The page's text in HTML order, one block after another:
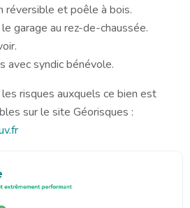
réversible et poêle à bois.
garage au rez-de-chaussée.
avec syndic bénévole.
risques auxquels ce bien est
sur le site Géorisques :